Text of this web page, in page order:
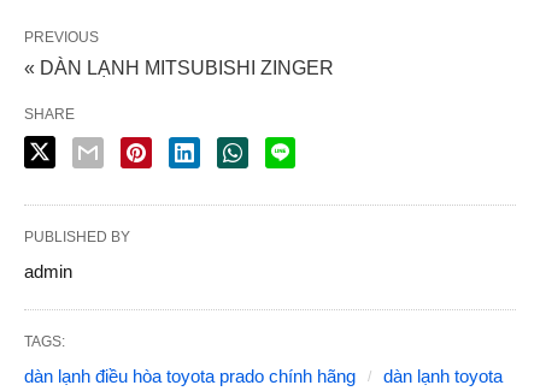
PREVIOUS
« DÀN LẠNH MITSUBISHI ZINGER
SHARE
PUBLISHED BY
admin
TAGS:
dàn lạnh điều hòa toyota prado chính hãng
dàn lạnh toyota